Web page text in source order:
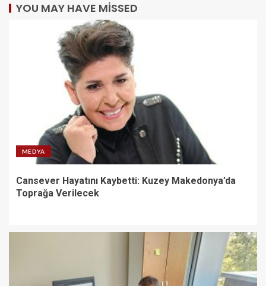
YOU MAY HAVE MISSED
MEDYA
Cansever Hayatını Kaybetti: Kuzey Makedonya’da
Toprağa Verilecek